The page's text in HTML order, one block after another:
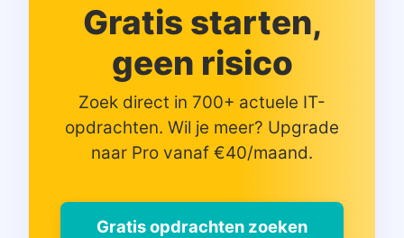
Gratis starten,
geen risico
Zoek direct in 700+ actuele IT-
opdrachten. Wil je meer? Upgrade
naar Pro vanaf €40/maand.
Gratis opdrachten zoeken